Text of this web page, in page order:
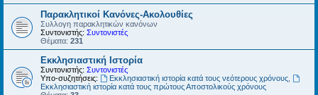
Παρακλητικοί Κανόνες-Ακολουθίες
Συλλογη παρακλητικών κανόνων
Συντονιστής: Συντονιστές
Θέματα: 231
Εκκλησιαστική Ιστορία
Συντονιστής: Συντονιστές
Υπο-συζητήσεις:
Εκκλησιαστική ιστορία κατά τους νεότερους χρόνους,
Εκκλησιαστική ιστορία κατά τους πρώτους Αποστολικούς χρόνους